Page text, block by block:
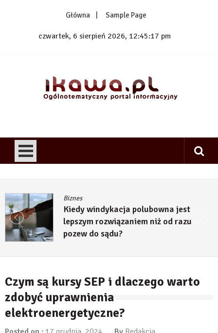
Główna Sample Page
czwartek, 6 sierpień 2026, 12:45:18 pm
jest
od razu
Kiedy budowa
decyzji
Czym są kursy SEP i dlaczego warto
zdobyć uprawnienia
elektroenergetyczne?